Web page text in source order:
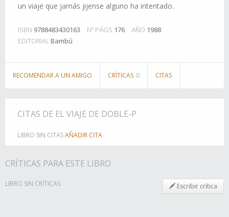
un viaje que jamás jijense alguno ha intentado.
ISBN 9788483430163 Nº PÁGS 176 AÑO 1988
EDITORIAL Bambú
RECOMENDAR A UN AMIGO CRÍTICAS 0 CITAS
CITAS DE EL VIAJE DE DOBLE-P
LIBRO SIN CITASAÑADIR CITA
CRÍTICAS PARA ESTE LIBRO
LIBRO SIN CRÍTICAS Escribir crítica